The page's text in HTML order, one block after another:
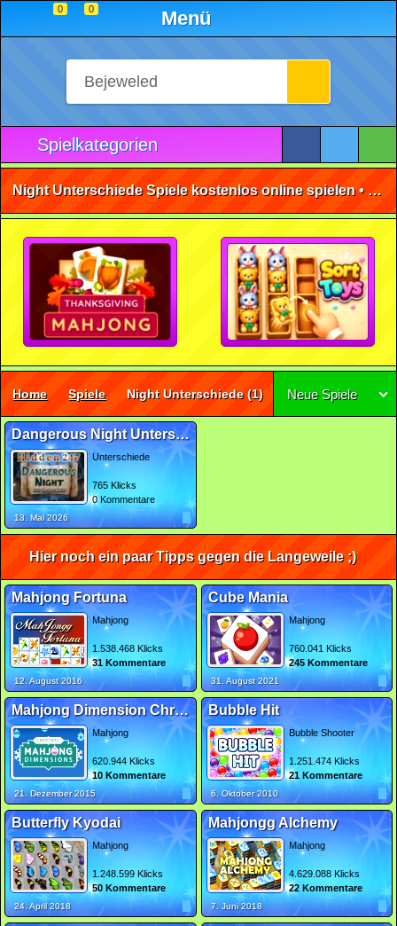
0 0 Menü
Spielkategorien
Night Unterschiede Spiele kostenlos online spielen • ohne Anmeldung 🕹️
Home Spiele Night Unterschiede(1) Neue Spiele
Dangerous Night Unterschiede
Unterschiede
765 Klicks
0 Kommentare
13. Mai 2026
Hier noch ein paar Tipps gegen die Langeweile ;)
Mahjong Fortuna
Mahjong
1.538.468 Klicks
31 Kommentare
12. August 2016
Cube Mania
Mahjong
760.041 Klicks
245 Kommentare
31. August 2021
Mahjong Dimension Christmas
Mahjong
620.944 Klicks
10 Kommentare
21. Dezember 2015
Bubble Hit
Bubble Shooter
1.251.474 Klicks
21 Kommentare
6. Oktober 2010
Butterfly Kyodai
Mahjong
1.248.599 Klicks
50 Kommentare
24. April 2018
Mahjongg Alchemy
Mahjong
4.629.088 Klicks
22 Kommentare
7. Juni 2018